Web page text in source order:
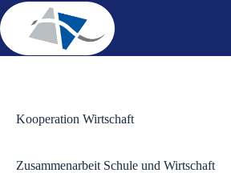
Zum
Inhalt
springen
Kooperation Wirtschaft
Zusammenarbeit Schule und Wirtschaft